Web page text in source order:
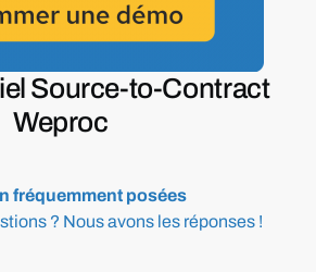
Source-to-Contract
Weproc
fréquemment posées
? Nousavons les réponses !